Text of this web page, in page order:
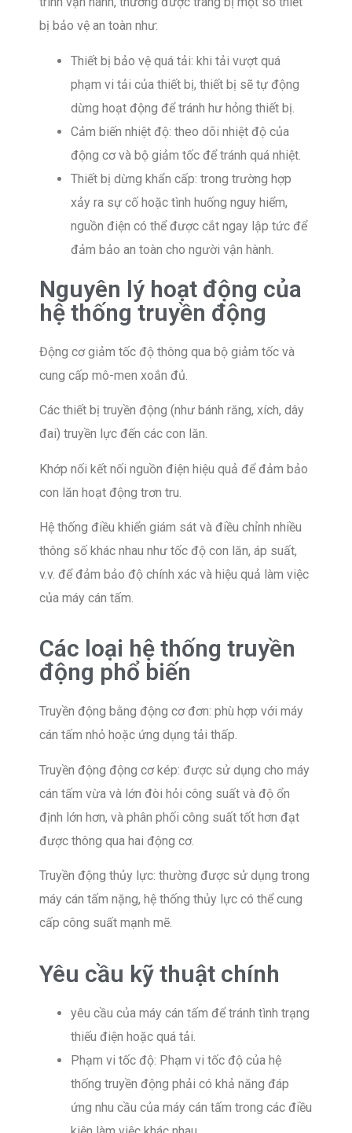
bị bảo vệ an toàn như:
Thiết bị bảo vệ quá tải: khi tải vượt quá
phạm vi tải của thiết bị, thiết bị sẽ tự động
dừng hoạt động để tránh hư hỏng thiết bị.
Cảm biến nhiệt độ: theo dõi nhiệt độ của
động cơ và bộ giảm tốc để tránh quá nhiệt.
Thiết bị dừng khẩn cấp: trong trường hợp
xảy ra sự cố hoặc tình huống nguy hiểm,
nguồn điện có thể được cắt ngay lập tức để
đảm bảo an toàn cho người vận hành.
Nguyên lý hoạt động của
hệ thống truyền động
Động cơ giảm tốc độ thông qua bộ giảm tốc và
cung cấp mô-men xoắn đủ.
Các thiết bị truyền động (như bánh răng, xích, dây
đai) truyền lực đến các con lăn.
Khớp nối kết nối nguồn điện hiệu quả để đảm bảo
con lăn hoạt động trơn tru.
Hệ thống điều khiển giám sát và điều chỉnh nhiều
thông số khác nhau như tốc độ con lăn, áp suất,
v.v. để đảm bảo độ chính xác và hiệu quả làm việc
của máy cán tấm.
Các loại hệ thống truyền
động phổ biến
Truyền động bằng động cơ đơn: phù hợp với máy
cán tấm nhỏ hoặc ứng dụng tải thấp.
Truyền động động cơ kép: được sử dụng cho máy
cán tấm vừa và lớn đòi hỏi công suất và độ ổn
định lớn hơn, và phân phối công suất tốt hơn đạt
được thông qua hai động cơ.
Truyền động thủy lực: thường được sử dụng trong
máy cán tấm nặng, hệ thống thủy lực có thể cung
cấp công suất mạnh mẽ.
Yêu cầu kỹ thuật chính
yêu cầu của máy cán tấm để tránh tình trạng
thiếu điện hoặc quá tải.
Phạm vi tốc độ: Phạm vi tốc độ của hệ
thống truyền động phải có khả năng đáp
ứng nhu cầu của máy cán tấm trong các điều